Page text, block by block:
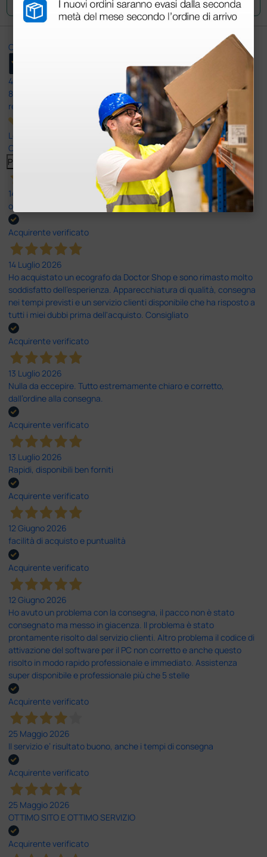
Ottimo
4,6
8.330
recensioni
Le nostre recensioni a 4 e 5 stelle.
Clicca qui per leggerle tutte >
Precedente
14 Luglio 2026
ottima
Acquirente verificato
14 Luglio 2026
Ho acquistato un ecografo da Doctor Shop e sono rimasto molto
soddisfatto dell'esperienza. Apparecchiatura di qualità, consegna
nei tempi previsti e un servizio clienti disponibile che ha risposto a
tutti i miei dubbi prima dell'acquisto. Consigliato
Acquirente verificato
13 Luglio 2026
Nulla da eccepire. Tutto estremamente chiaro e corretto,
dall’ordine alla consegna.
Acquirente verificato
13 Luglio 2026
Rapidi, disponibili ben forniti
Acquirente verificato
12 Giugno 2026
facilità di acquisto e puntualità
Acquirente verificato
12 Giugno 2026
Ho avuto un problema con la consegna, il pacco non è stato
consegnato ma messo in giacenza. Il problema è stato
prontamente risolto dal servizio clienti. Altro problema il codice di
attivazione del software per il PC non corretto e anche questo
risolto in modo rapido professionale e immediato. Assistenza
super disponibile e professionale più che 5 stelle
Acquirente verificato
25 Maggio 2026
Il servizio e’ risultato buono, anche i tempi di consegna
Acquirente verificato
25 Maggio 2026
OTTIMO SITO E OTTIMO SERVIZIO
Acquirente verificato